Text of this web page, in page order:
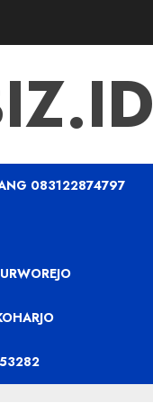
083122874797